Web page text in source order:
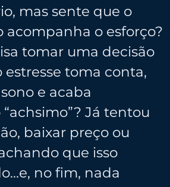
mas sente que o
acompanha o esforço?
tomar uma decisão
toma conta,
e acaba
Já tentou
baixar preço ou
que isso
no fim, nada